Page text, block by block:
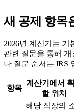
새 공제 항목
2026년 계산기는 기
관련 질문을 통해 개
나 질문 순서는 IRS
항목
계산기에서
할 위치
해당 직장의